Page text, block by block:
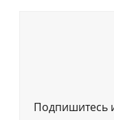
Подпишитесь